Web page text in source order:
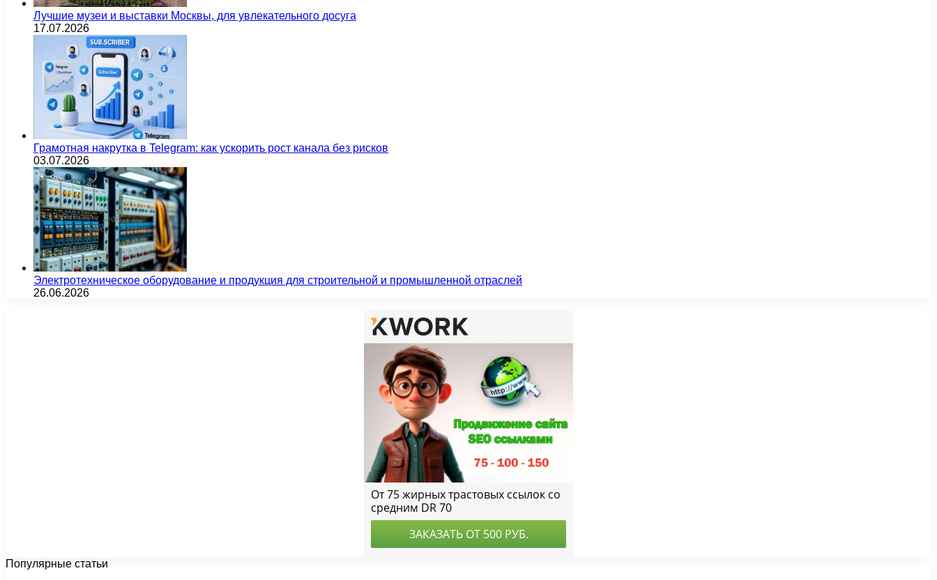
Лучшие музеи и выставки Москвы, для увлекательного досуга
17.07.2026
Грамотная накрутка в Telegram: как ускорить рост канала без рисков
03.07.2026
Электротехническое оборудование и продукция для строительной и промышленной отраслей
26.06.2026
Популярные статьи